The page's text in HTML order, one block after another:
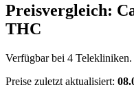
Preisvergleich:
THC
Verfügbar bei 4 Telekliniken.
Preise zuletzt aktualisiert: